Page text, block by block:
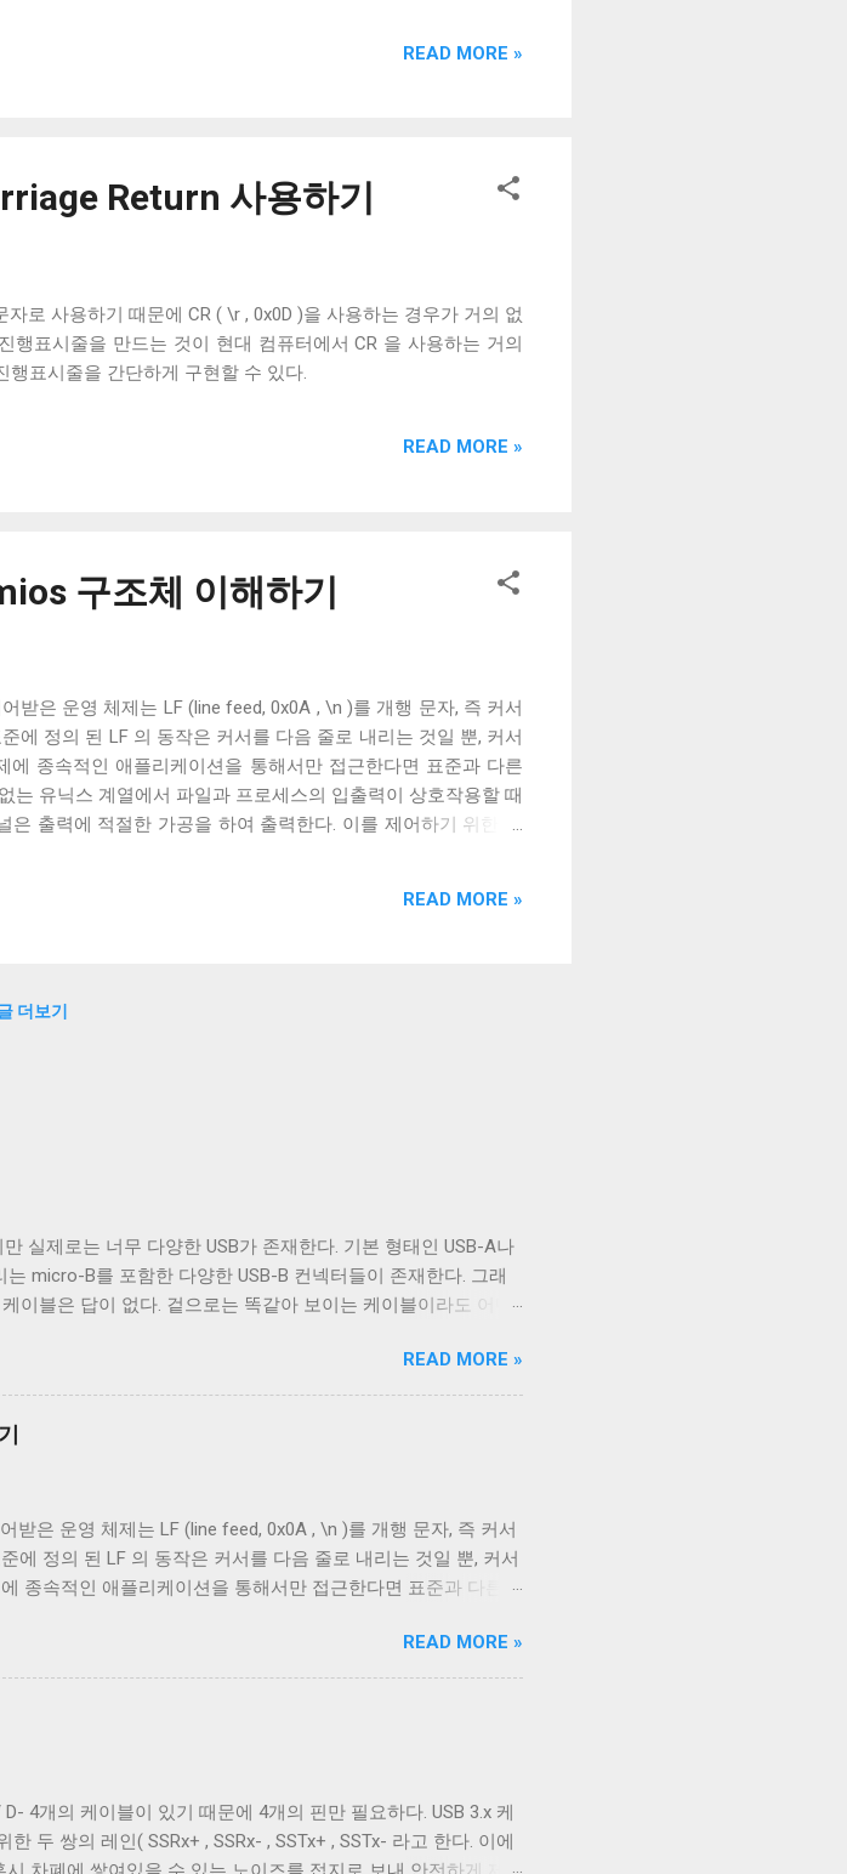
는 숫자 17과 79를 파라미터로 받는 H로 끝나는 CSI
READ MORE »
Return 사용하기
로 사용하기 때문에 CR ( \r , 0x0D )을 사용하는 경우가 거의 없
행표시줄을 만드는 것이 현대 컴퓨터에서 CR 을 사용하는 거의
행표시줄을 간단하게 구현할 수 있다.
READ MORE »
구조체 이해하기
받은 운영 체제는 LF (line feed, 0x0A , \n )를 개행 문자, 즉 커서
에 정의 된 LF 의 동작은 커서를 다음 줄로 내리는 것일 뿐, 커서
종속적인 애플리케이션을 통해서만 접근한다면 표준과 다른
는 유닉스 계열에서 파일과 프로세스의 입출력이 상호작용할 때
출력에 적절한 가공을 하여 출력한다. 이를 제어하기 위한 플
는 OPOST 다. 이는 입력에 대한 후처리를 할지 말지에 대한 플
널은 받은 문자열을 그대로 보여준다. 이 플래그를 끄는 경우는
Unix에서도 ONLCR 이 꺼져있다면, LF 를 만났을 때, 다음 줄의
, \t )를...
READ MORE »
더보기
실제로는 너무 다양한 USB가 존재한다. 기본 형태인 USB-A나
micro-B를 포함한 다양한 USB-B 컨넥터들이 존재한다. 그래
이블은 답이 없다. 겉으로는 똑같아 보이는 케이블이라도 어떤
해 자세히 알아보겠다. Micro-B 케이블의 편조 차폐와 호일 차
의 피복을 벗겨낸 것이다. 절연체 아래로 금속 선이 있는 것을
전자기 차폐를 목적으로 들어간 금속 선이다. 실제 전선은 이 금
폐가 사용됐다. 하나는 얇은 금속 호일이고, 다른 하나는 얇은
라고 부르고 후자는 편조 차폐(Braided Shielding)라고
수 전자기파를 차단하는 데 효과적이다. USB 3.0의 고속 전송
우에는 필수는 아니고 권장 사항이다. 하지만 어지간한 싸구려
를 같이 사용한다. 차폐 선이 쉴드와 연결되지 않았다 하지만
READ MORE »
받은 운영 체제는 LF (line feed, 0x0A , \n )를 개행 문자, 즉 커서
에 정의 된 LF 의 동작은 커서를 다음 줄로 내리는 것일 뿐, 커서
종속적인 애플리케이션을 통해서만 접근한다면 표준과 다른
출력에 적절한 가공을 하여 출력한다. 이를 제어하기 위한 플
다. c_oflag 는 터미널이 받은 문자를 출력하기 전에 어떤 후처
OPOST 다. 이는 입력에 대한 후처리를 할지 말지에 대한 플
널은 받은 문자열을 그대로 보여준다. 이 플래그를 끄는 경우는
닌 바이너리 데이터를 전송하기 위해 사용하는 경우 끄는 것
에서도 ONLCR 이 꺼져있다면, LF 를 만났을 때, 다음 줄의
다. Unix 계열 운영 체제에서 윈도우에서 만들어진 파일을 출력
READ MORE »
4개의 케이블이 있기 때문에 4개의 핀만 필요하다. USB 3.x 케
두 쌍의 레인( SSRx+ , SSRx- , SSTx+ , SSTx- 라고 한다. 이에